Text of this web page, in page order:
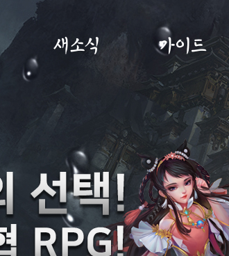
새소식 가이드
초보자가이드
게임소개
직업소개
게임가이드
아이템확률